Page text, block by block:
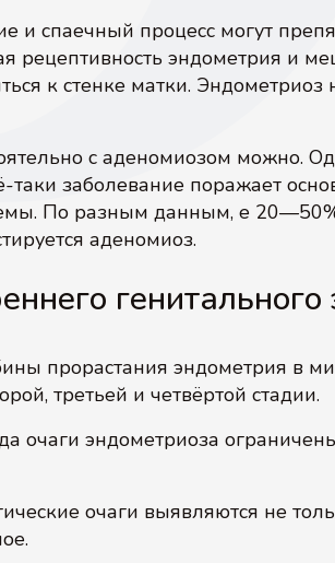
и спаечный процесс могут
рецептивность эндометрия и
к стенке матки. Эндометриоз
с аденомиозом можно.
таки заболевание поражает
По разным данным, e
аденомиоз.
прорастания эндометрия в
третьей и четвёртой стадии.
очаги эндометриоза
очаги выявляются не